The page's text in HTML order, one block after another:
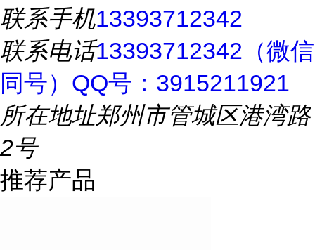
联系手机13393712342
联系电话13393712342（微信
同号）QQ号：3915211921
所在地址郑州市管城区港湾路
2号
推荐产品